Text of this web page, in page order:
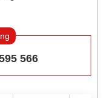
566